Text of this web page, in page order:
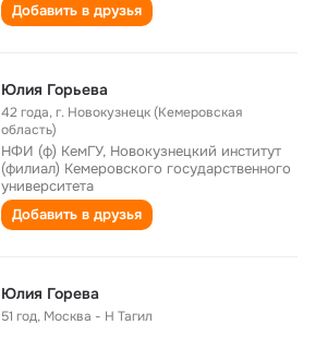
Добавить в друзья
Юлия Горьева
42 года,г. Новокузнецк (Кемеровская
область)
НФИ (ф) КемГУ, Новокузнецкий институт
(филиал) Кемеровского государственного
университета
Добавить в друзья
Юлия Горева
51 год, Москва - Н Тагил